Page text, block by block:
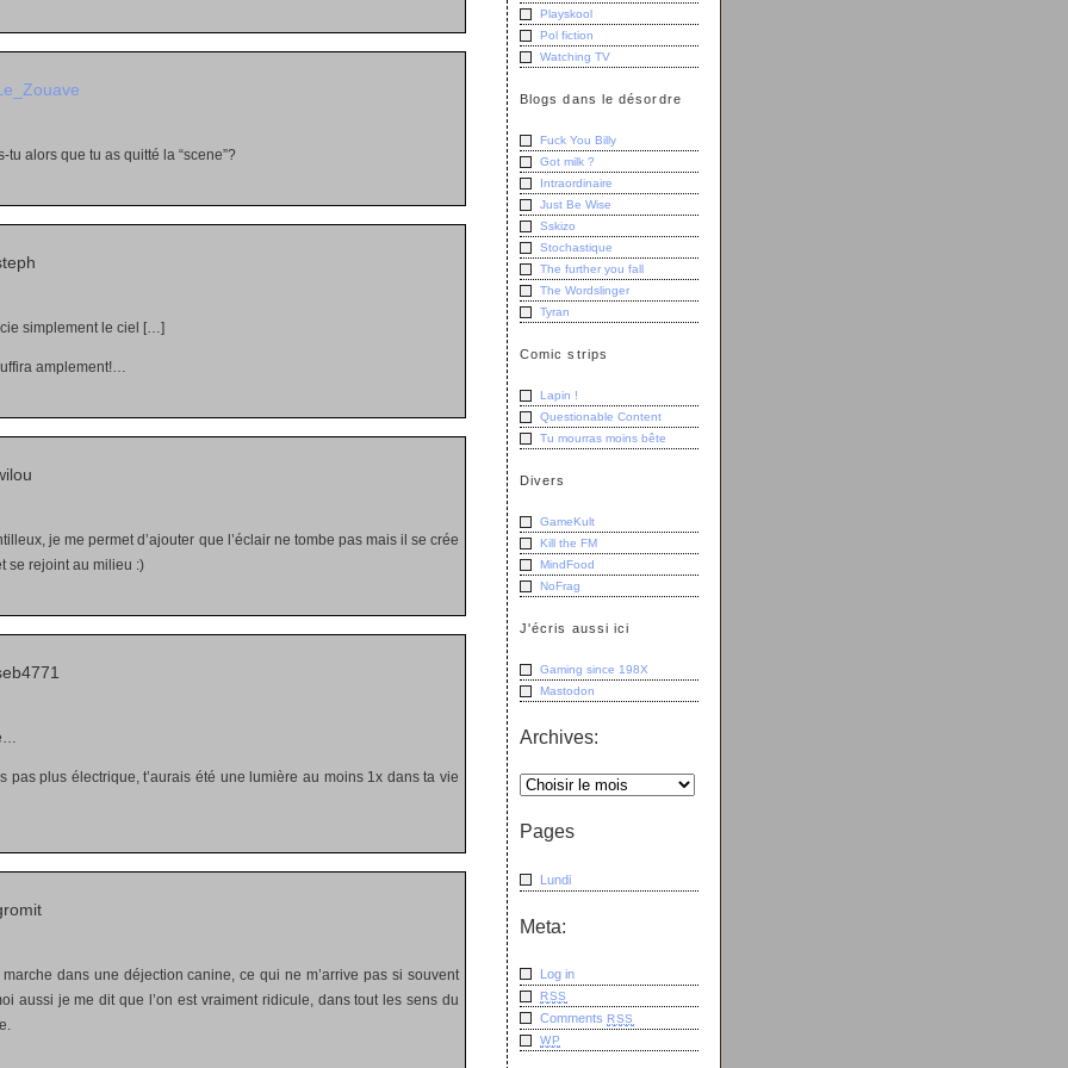
tu alors que tu as quitté la “scene”?
simplement le ciel […]
amplement!…
je me permet d’ajouter que l’éclair ne tombe pas mais il se crée
se rejoint au milieu :)
pas plus électrique, t’aurais été une lumière au moins 1x dans ta vie
dans une déjection canine, ce qui ne m’arrive pas si souvent
aussi je me dit que l’on est vraiment ridicule, dans tout les sens du
Playskool
Pol fiction
Watching TV
Blogs dans le désordre
Fuck You Billy
Got milk ?
Intraordinaire
Just Be Wise
Sskizo
Stochastique
The further you fall
The Wordslinger
Tyran
Comic strips
Lapin !
Questionable Content
Tu mourras moins bête
Divers
GameKult
Kill the FM
MindFood
NoFrag
J'écris aussi ici
Gaming since 198X
Mastodon
Archives:
Pages
Lundi
Meta:
Log in
RSS
Comments RSS
WP